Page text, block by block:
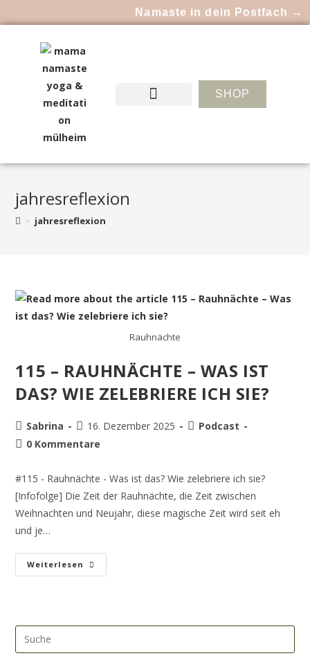
Namaste in dein Postfach →
SHOP
jahresreflexion
> jahresreflexion
Rauhnächte
115 – RAUHNÄCHTE – WAS IST
DAS? WIE ZELEBRIERE ICH SIE?
Sabrina 16. Dezember 2025
Podcast
0 Kommentare
#115 - Rauhnächte - Was ist das? Wie zelebriere ich sie?
[Infofolge] Die Zeit der Rauhnächte, die Zeit zwischen
Weihnachten und Neujahr, diese magische Zeit wird seit eh
und je…
Weiterlesen